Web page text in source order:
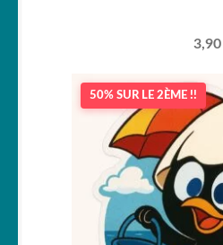
3,90
50% SUR LE 2ÈME !!